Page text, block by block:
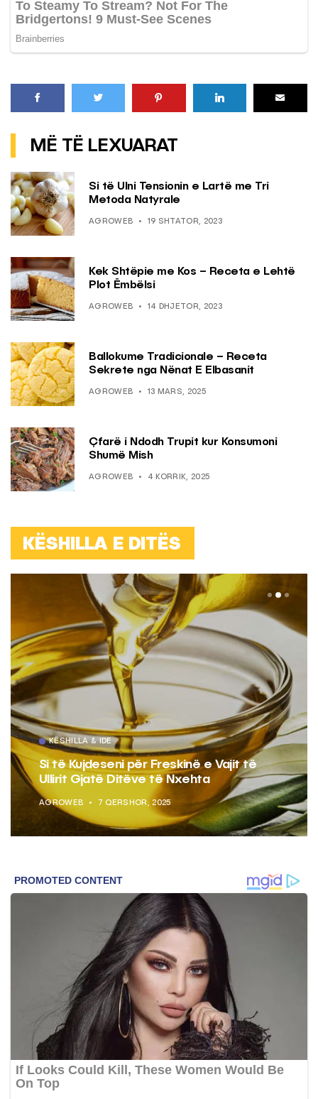
MË TË LEXUARAT
Si të Ulni Tensionin e Lartë me Tri
Metoda Natyrale
AGROWEB 19 SHTATOR, 2023
Kek Shtëpie me Kos – Receta e Lehtë
Plot Ëmbëlsi
AGROWEB 14 DHJETOR, 2023
Ballokume Tradicionale – Receta
Sekrete nga Nënat E Elbasanit
AGROWEB 13 MARS, 2025
Çfarë i Ndodh Trupit kur Konsumoni
Shumë Mish
AGROWEB 4 KORRIK, 2025
KËSHILLA E DITËS
KËSHILLA & IDE
Si të Kujdeseni për Freskinë e Vajit të
Ullirit Gjatë Ditëve të Nxehta
AGROWEB 7 QERSHOR, 2025